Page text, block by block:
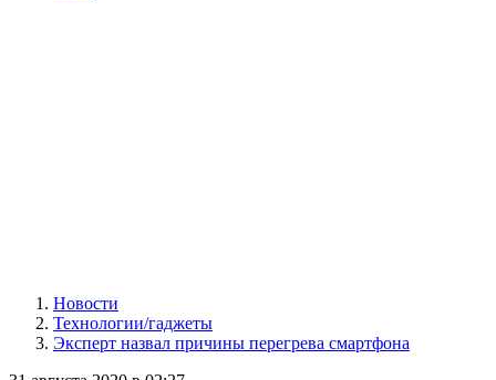
Новости
Технологии/гаджеты
Эксперт назвал причины перегрева смартфона